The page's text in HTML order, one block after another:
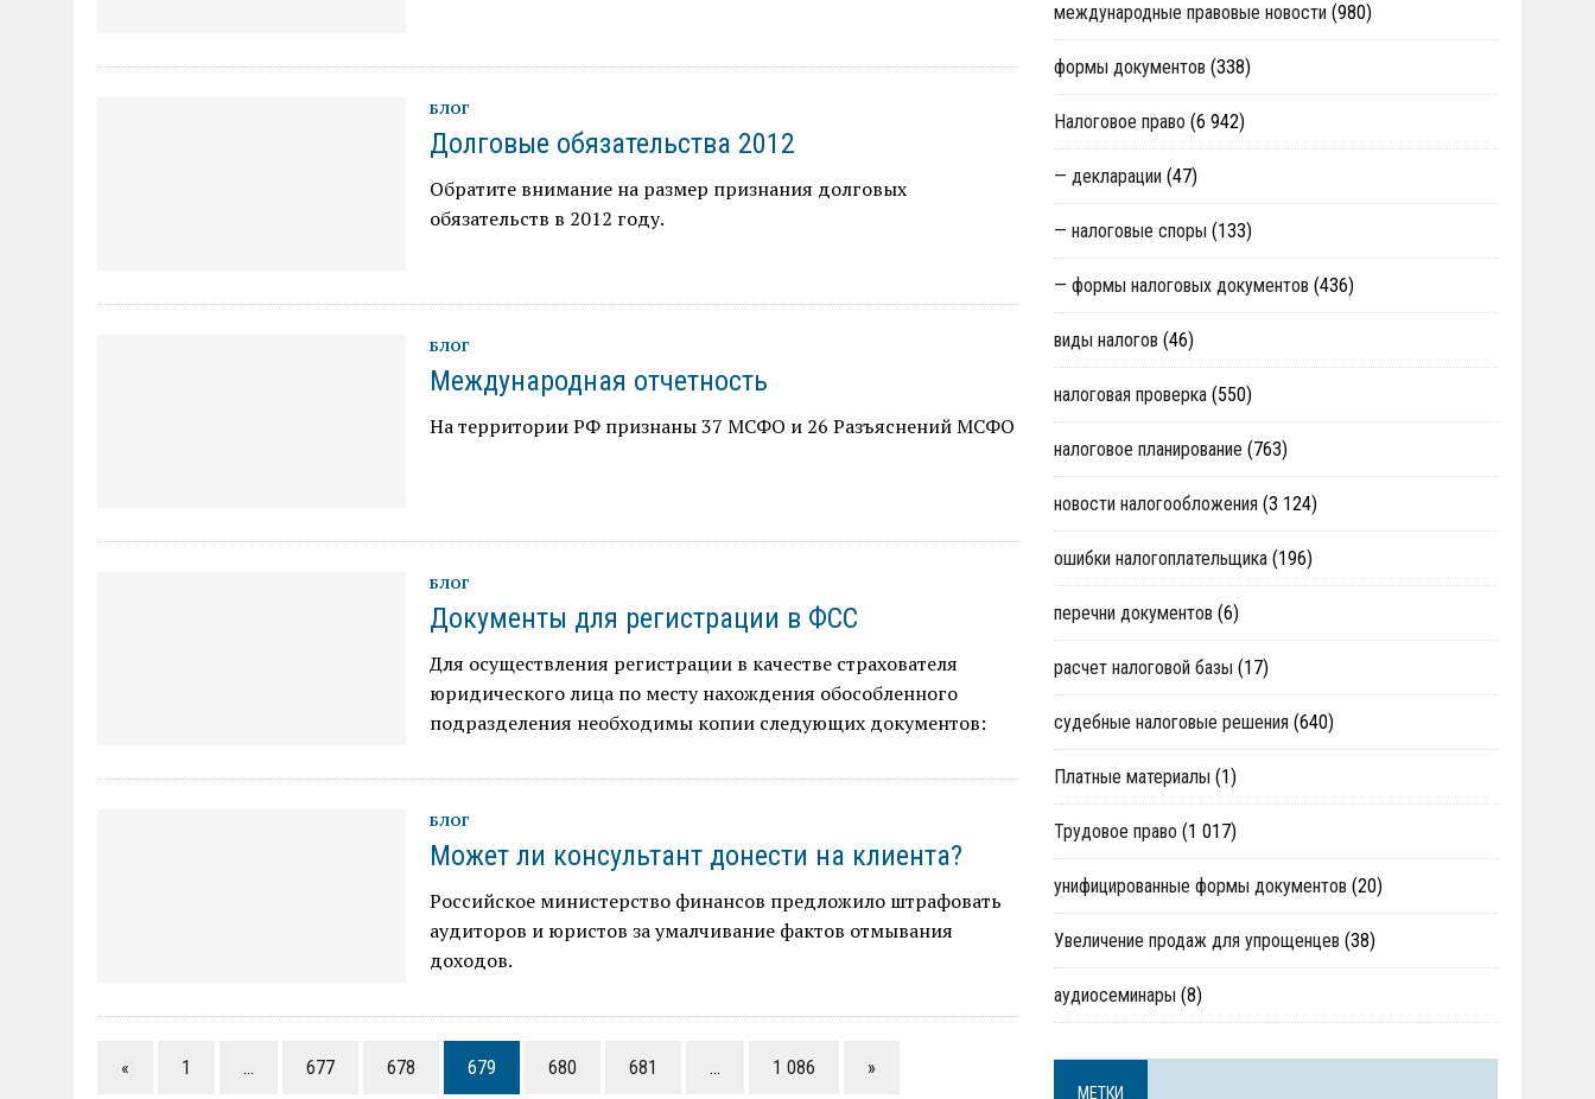
БЛОГ
Долговые обязательства 2012
Обратите внимание на размер признания долговых
обязательств в 2012 году.
БЛОГ
Международная отчетность
На территории РФ признаны 37 МСФО и 26 Разъяснений МСФО
БЛОГ
Документы для регистрации в ФСС
Для осуществления регистрации в качестве страхователя
юридического лица по месту нахождения обособленного
подразделения необходимы копии следующих документов:
БЛОГ
Может ли консультант донести на клиента?
Российское министерство финансов предложило штрафовать
аудиторов и юристов за умалчивание фактов отмывания
доходов.
« 1 … 677 678 679 680 681 … 1 086 »
международные правовые новости (980)
формы документов (338)
Налоговое право (6 942)
— декларации (47)
— налоговые споры (133)
— формы налоговых документов (436)
виды налогов (46)
налоговая проверка (550)
налоговое планирование (763)
новости налогообложения (3 124)
ошибки налогоплательщика (196)
перечни документов (6)
расчет налоговой базы (17)
судебные налоговые решения (640)
Платные материалы (1)
Трудовое право (1 017)
унифицированные формы документов (20)
Увеличение продаж для упрощенцев (38)
аудиосеминары (8)
МЕТКИ